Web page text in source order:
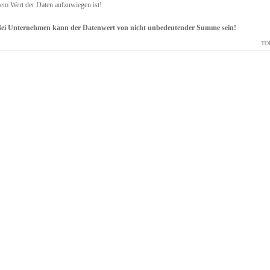
Wert der Daten aufzuwiegen ist!
Unternehmen kann der Datenwert von nicht unbedeutender Summe sein!